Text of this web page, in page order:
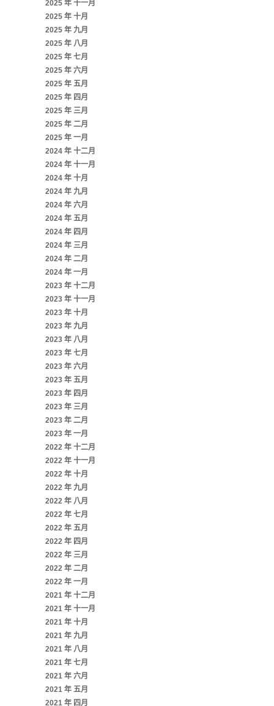
2025 年 十一月
2025 年 十月
2025 年 九月
2025 年 八月
2025 年 七月
2025 年 六月
2025 年 五月
2025 年 四月
2025 年 三月
2025 年 二月
2025 年 一月
2024 年 十二月
2024 年 十一月
2024 年 十月
2024 年 九月
2024 年 六月
2024 年 五月
2024 年 四月
2024 年 三月
2024 年 二月
2024 年 一月
2023 年 十二月
2023 年 十一月
2023 年 十月
2023 年 九月
2023 年 八月
2023 年 七月
2023 年 六月
2023 年 五月
2023 年 四月
2023 年 三月
2023 年 二月
2023 年 一月
2022 年 十二月
2022 年 十一月
2022 年 十月
2022 年 九月
2022 年 八月
2022 年 七月
2022 年 五月
2022 年 四月
2022 年 三月
2022 年 二月
2022 年 一月
2021 年 十二月
2021 年 十一月
2021 年 十月
2021 年 九月
2021 年 八月
2021 年 七月
2021 年 六月
2021 年 五月
2021 年 四月